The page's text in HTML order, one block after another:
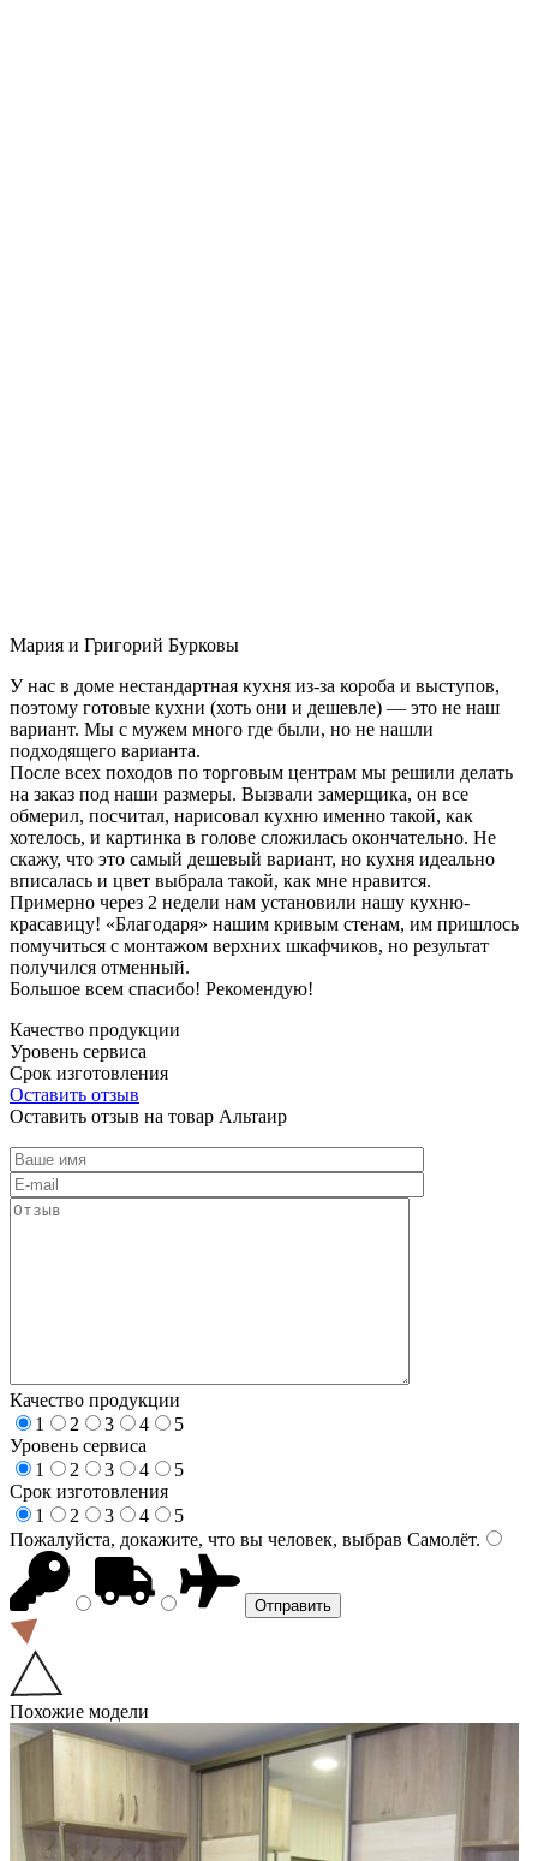
Мария и Григорий Бурковы
У нас в доме нестандартная кухня из-за короба и выступов,
поэтому готовые кухни (хоть они и дешевле) — это не наш
вариант. Мы с мужем много где были, но не нашли
подходящего варианта.
После всех походов по торговым центрам мы решили делать
на заказ под наши размеры. Вызвали замерщика, он все
обмерил, посчитал, нарисовал кухню именно такой, как
хотелось, и картинка в голове сложилась окончательно. Не
скажу, что это самый дешевый вариант, но кухня идеально
вписалась и цвет выбрала такой, как мне нравится.
Примерно через 2 недели нам установили нашу кухню-
красавицу! «Благодаря» нашим кривым стенам, им пришлось
помучиться с монтажом верхних шкафчиков, но результат
получился отменный.
Большое всем спасибо! Рекомендую!
Качество продукции
Уровень сервиса
Срок изготовления
Оставить отзыв
Оставить отзыв на товар Альтаир
Качество продукции
1
2 3 4
5
Уровень сервиса
1
2 3 4
5
Срок изготовления
1
2 3 4
5
Пожалуйста, докажите, что вы человек, выбрав Самолёт.
Похожие модели